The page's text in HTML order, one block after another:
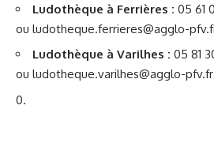
Ludothèque à Ferrières : 05 61
ou ludotheque.ferrieres@agglo-
Ludothèque à Varilhes : 05 81
ou ludotheque.varilhes@agglo-pfv.fr